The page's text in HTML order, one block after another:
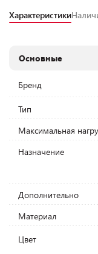
Характеристики
Основные
Бренд
Тип
Максимальная
Назначение
Дополнительно
Материал
Цвет